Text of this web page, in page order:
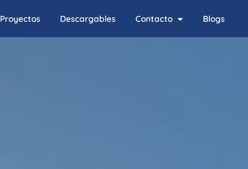
Proyectos Descargables Contacto Blogs